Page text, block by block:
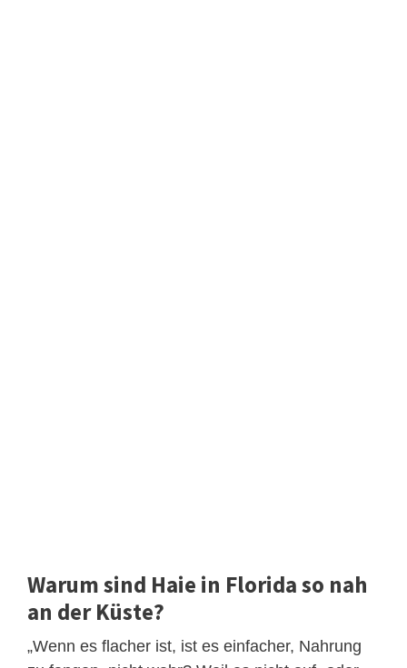
Warum sind Haie in Florida so nah
an der Küste?
„Wenn es flacher ist, ist es einfacher, Nahrung